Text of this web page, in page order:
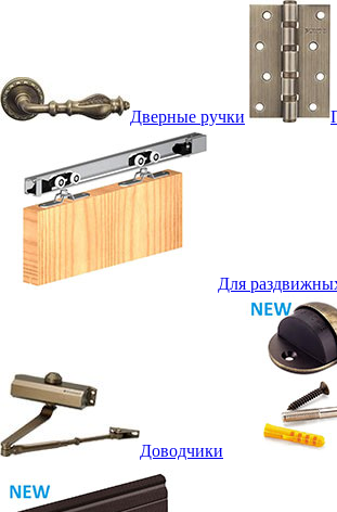
Дверные ручки
Для
Доводчики